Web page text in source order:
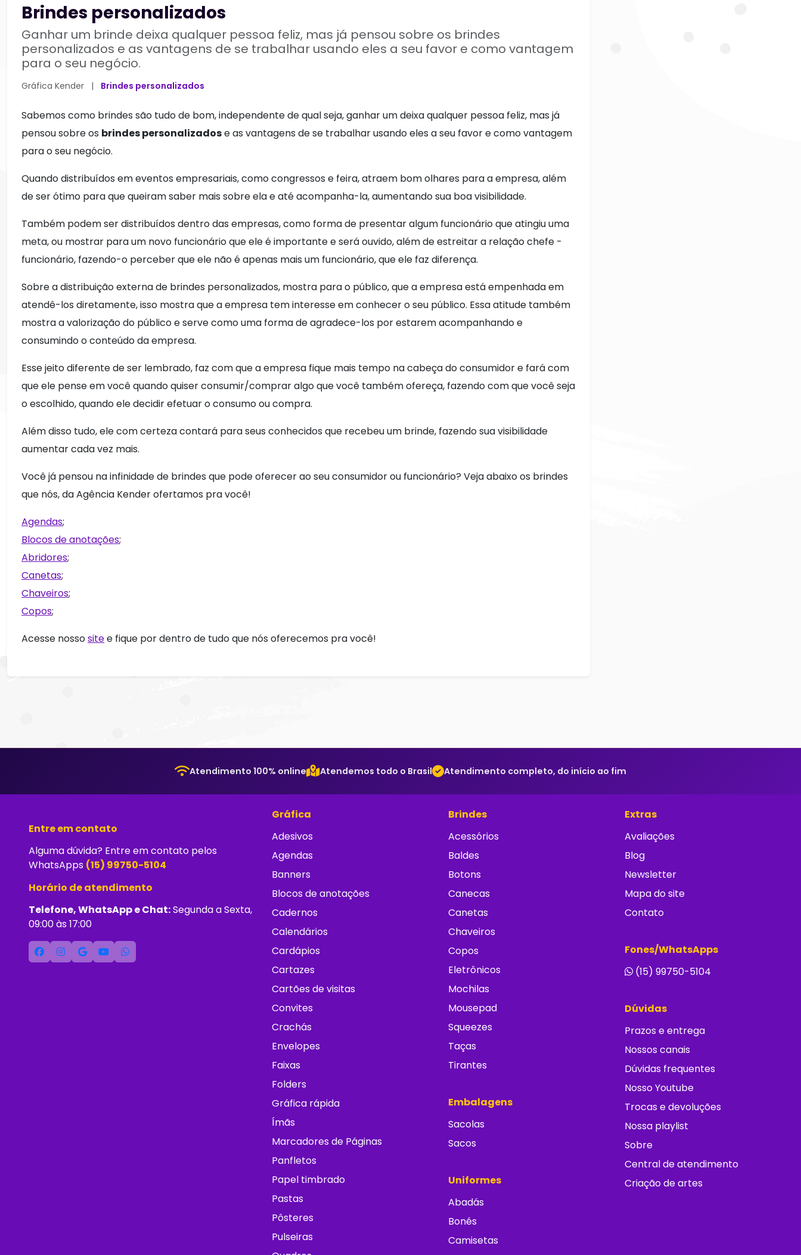
Brindes personalizados
Ganhar um brinde deixa qualquer pessoa feliz, mas já pensou sobre os brindes
personalizados e as vantagens de se trabalhar usando eles a seu favor e como vantagem
para o seu negócio.
Gráfica Kender | Brindes personalizados
Sabemos como brindes são tudo de bom, independente de qual seja, ganhar um deixa qualquer pessoa feliz, mas já
pensou sobre os brindes personalizadose as vantagens de se trabalhar usando eles a seu favor e como vantagem
para o seu negócio.
Quando distribuídos em eventos empresariais, como congressos e feira, atraem bom olhares para a empresa, além
de ser ótimo para que queiram saber mais sobre ela e até acompanha-la, aumentando sua boa visibilidade.
Também podem ser distribuídos dentro das empresas, como forma de presentar algum funcionário que atingiu uma
meta, ou mostrar para um novo funcionário que ele é importante e será ouvido, além de estreitar a relação chefe -
funcionário, fazendo-o perceber que ele não é apenas mais um funcionário, que ele faz diferença.
Sobre a distribuição externa de brindes personalizados, mostra para o público, que a empresa está empenhada em
atendê-los diretamente, isso mostra que a empresa tem interesse em conhecer o seu público. Essa atitude também
mostra a valorização do público e serve como uma forma de agradece-los por estarem acompanhando e
consumindo o conteúdo da empresa.
Esse jeito diferente de ser lembrado, faz com que a empresa fique mais tempo na cabeça do consumidor e fará com
que ele pense em você quando quiser consumir/comprar algo que você também ofereça, fazendo com que você seja
o escolhido, quando ele decidir efetuar o consumo ou compra.
Além disso tudo, ele com certeza contará para seus conhecidos que recebeu um brinde, fazendo sua visibilidade
aumentar cada vez mais.
Você já pensou na infinidade de brindes que pode oferecer ao seu consumidor ou funcionário? Veja abaixo os brindes
que nós, da Agência Kender ofertamos pra você!
Agendas;
Blocos de anotações;
Abridores;
Canetas;
Chaveiros;
Copos;
Acesse nossositee fique por dentro de tudo que nós oferecemos pra você!
Atendimento 100% online Atendemos todo o Brasil Atendimento completo, do início ao fim
Entre em contato
Alguma dúvida? Entre em contato pelos
WhatsApps (15) 99750-5104
Horário de atendimento
Telefone, WhatsApp e Chat:Segunda a Sexta,
09:00 às 17:00
Gráfica
Adesivos
Agendas
Banners
Blocos de anotações
Cadernos
Calendários
Cardápios
Cartazes
Cartões de visitas
Convites
Crachás
Envelopes
Faixas
Folders
Gráfica rápida
Ímãs
Marcadores de Páginas
Panfletos
Papel timbrado
Pastas
Pôsteres
Pulseiras
Brindes
Acessórios
Baldes
Botons
Canecas
Canetas
Chaveiros
Copos
Eletrônicos
Mochilas
Mousepad
Squeezes
Taças
Tirantes
Embalagens
Sacolas
Sacos
Uniformes
Abadás
Bonés
Camisetas
Extras
Avaliações
Blog
Newsletter
Mapa do site
Contato
Fones/WhatsApps
(15) 99750-5104
Dúvidas
Prazos e entrega
Nossos canais
Dúvidas frequentes
Nosso Youtube
Trocas e devoluções
Nossa playlist
Sobre
Central de atendimento
Criação de artes